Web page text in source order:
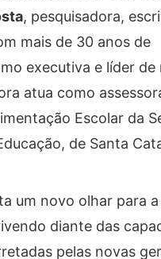
, pesquisadora,
mais de 30 anos de
executiva e líder de
atua como
Escolar da
de Santa
um novo olhar para
diante das
pelas novas